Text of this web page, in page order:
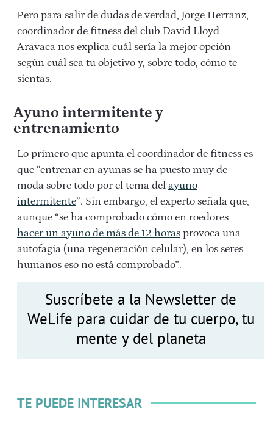
Pero para salir de dudas de verdad, Jorge Herranz,
coordinador de fitness del club David Lloyd
Aravaca nos explica cuál sería la mejor opción
según cuál sea tu objetivo y, sobre todo, cómo te
sientas.
Ayuno intermitente y
entrenamiento
Lo primero que apunta el coordinador de fitness es
que “entrenar en ayunas se ha puesto muy de
moda sobre todo por el tema del ayuno
intermitente”. Sin embargo, el experto señala que,
aunque “se ha comprobado cómo en roedores
hacer un ayuno de más de 12 horas provoca una
autofagia (una regeneración celular), en los seres
humanos eso no está comprobado”.
Suscríbete a la Newsletter de
WeLife para cuidar de tu cuerpo, tu
mente y del planeta
TE PUEDE INTERESAR